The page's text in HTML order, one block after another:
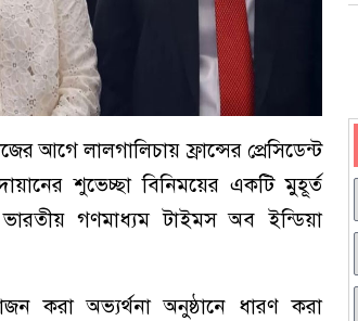
আগে লালগালিচায় ফ্রান্সের প্রেসিডেন্ট
শুভেচ্ছা বিনিময়ের একটি মুহূর্ত
গণমাধ্যম টাইমস অব ইন্ডিয়া
করা অভ্যর্থনা অনুষ্ঠানে ধারণ করা